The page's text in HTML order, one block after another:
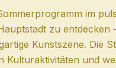
im
zu
Kunstszene. Die
Kulturaktivitäten und